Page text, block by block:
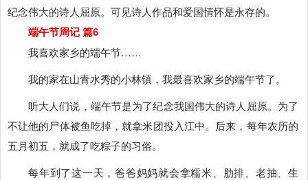
纪念伟大的诗人屈原。可见诗人作品和爱国情怀是永存的。
端午节周记 篇6
我喜欢家乡的端午节……
我的家在山青水秀的小林镇，我最喜欢家乡的端午节了。
听大人们说，端午节是为了纪念我国伟大的诗人屈原。为了
不让他的尸体被鱼吃掉，就拿米团投入江中。后来，每年农历的
五月初五，就成了吃粽子的习俗。
每年到了这一天，爸爸妈妈就会拿糯米、肋排、老抽、生